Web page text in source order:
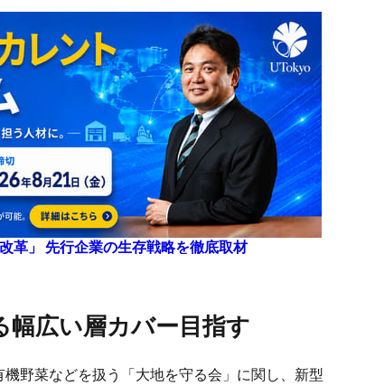
革」 先行企業の生存戦略を徹底取材
幅広い層カバー目指す
野菜などを扱う「大地を守る会」に関し、新型